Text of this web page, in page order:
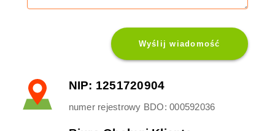
NIP: 1251720904​
numer rejestrowy BDO: 000592036
Wyślij wiadomość